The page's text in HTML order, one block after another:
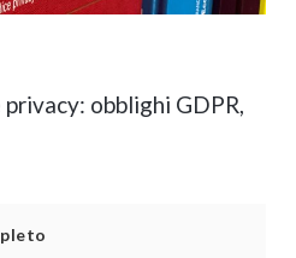
obblighi GDPR,